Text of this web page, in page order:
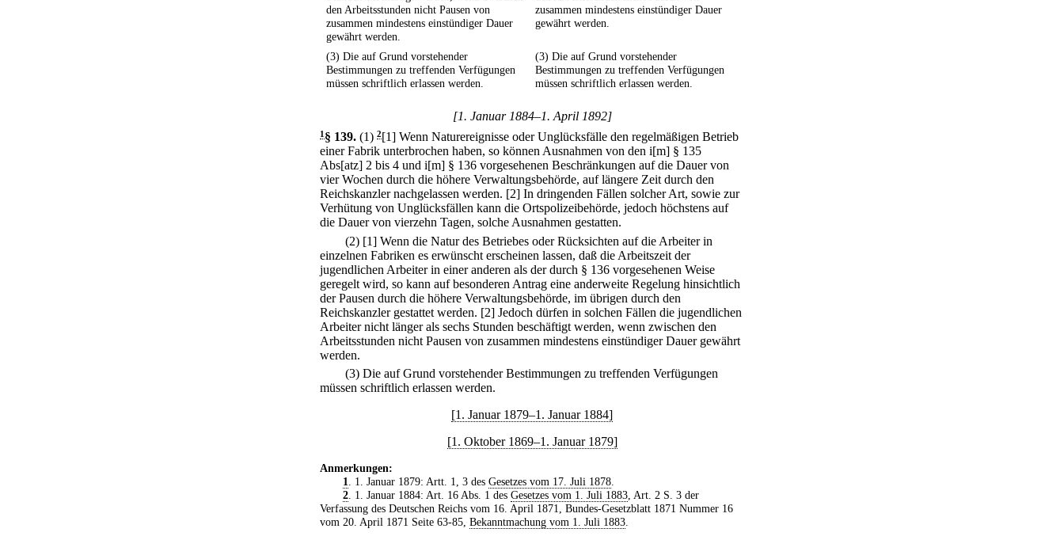
den Arbeitsstunden nicht Pausen von
zusammen mindestens einstündiger Dauer
gewährt werden.
zusammen mindestens einstündiger Dauer
gewährt werden.
(3) Die auf Grund vorstehender
Bestimmungen zu treffenden Verfügungen
müssen schriftlich erlassen werden.
(3) Die auf Grund vorstehender
Bestimmungen zu treffenden Verfügungen
müssen schriftlich erlassen werden.
[1. Januar 1884–1. April 1892]
1§ 139. (1) 2[1] Wenn Naturereignisse oder Unglücksfälle den regelmäßigen Betrieb
einer Fabrik unterbrochen haben, so können Ausnahmen von den i[m] § 135
Abs[atz] 2 bis 4 und i[m] § 136 vorgesehenen Beschränkungen auf die Dauer von
vier Wochen durch die höhere Verwaltungsbehörde, auf längere Zeit durch den
Reichskanzler nachgelassen werden. [2] In dringenden Fällen solcher Art, sowie zur
Verhütung von Unglücksfällen kann die Ortspolizeibehörde, jedoch höchstens auf
die Dauer von vierzehn Tagen, solche Ausnahmen gestatten.
(2) [1] Wenn die Natur des Betriebes oder Rücksichten auf die Arbeiter in
einzelnen Fabriken es erwünscht erscheinen lassen, daß die Arbeitszeit der
jugendlichen Arbeiter in einer anderen als der durch § 136 vorgesehenen Weise
geregelt wird, so kann auf besonderen Antrag eine anderweite Regelung hinsichtlich
der Pausen durch die höhere Verwaltungsbehörde, im übrigen durch den
Reichskanzler gestattet werden. [2] Jedoch dürfen in solchen Fällen die jugendlichen
Arbeiter nicht länger als sechs Stunden beschäftigt werden, wenn zwischen den
Arbeitsstunden nicht Pausen von zusammen mindestens einstündiger Dauer gewährt
werden.
(3) Die auf Grund vorstehender Bestimmungen zu treffenden Verfügungen
müssen schriftlich erlassen werden.
[1. Januar 1879–1. Januar 1884]
[1. Oktober 1869–1. Januar 1879]
Anmerkungen:
1
. 1. Januar 1879: Artt. 1, 3 des Gesetzes vom 17. Juli 1878.
2. 1. Januar 1884: Art. 16 Abs. 1 des Gesetzes vom 1. Juli 1883, Art. 2 S. 3 der
Verfassung des Deutschen Reichs vom 16. April 1871, Bundes-Gesetzblatt 1871 Nummer 16
vom 20. April 1871 Seite 63-85, Bekanntmachung vom 1. Juli 1883